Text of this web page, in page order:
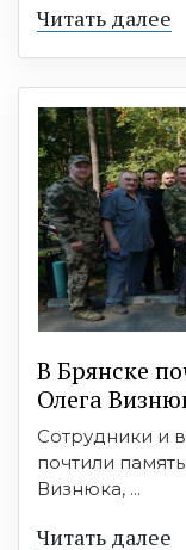
Читать далее
В Брянске
Олега
Сотрудники и
почтили
Визнюка, ...
Читать далее